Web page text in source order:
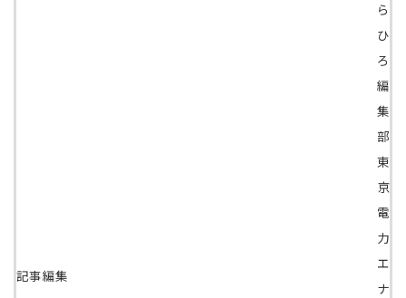
記事編集
ら
ひ
ろ
編
集
部
東
京
電
力
エ
ナ